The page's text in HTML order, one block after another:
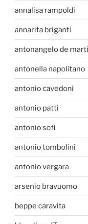
annalisa rampoldi
annarita briganti
antonangelo de
antonella napolitano
antonio cavedoni
antonio patti
antonio sofi
antonio tombolini
antonio vergara
arsenio bravuomo
beppe caravita